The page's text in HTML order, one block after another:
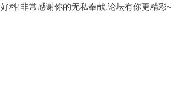
好料!非常感谢你的无私奉献,论坛有你更精彩~